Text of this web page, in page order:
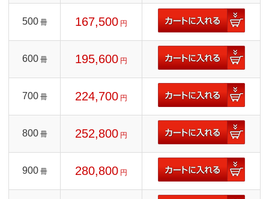
500 冊 167,500 円
600 冊 195,600 円
700 冊 224,700 円
800 冊 252,800 円
900 冊 280,800 円